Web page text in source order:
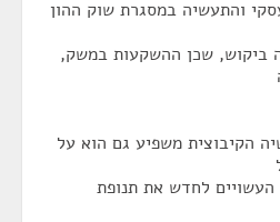
והתעשיה במסגרת שוק ההון
ביקוש, שכן ההשקעות במשק,
הקיבוצית משפיע גם הוא על
העשויים לחדש את תנופת